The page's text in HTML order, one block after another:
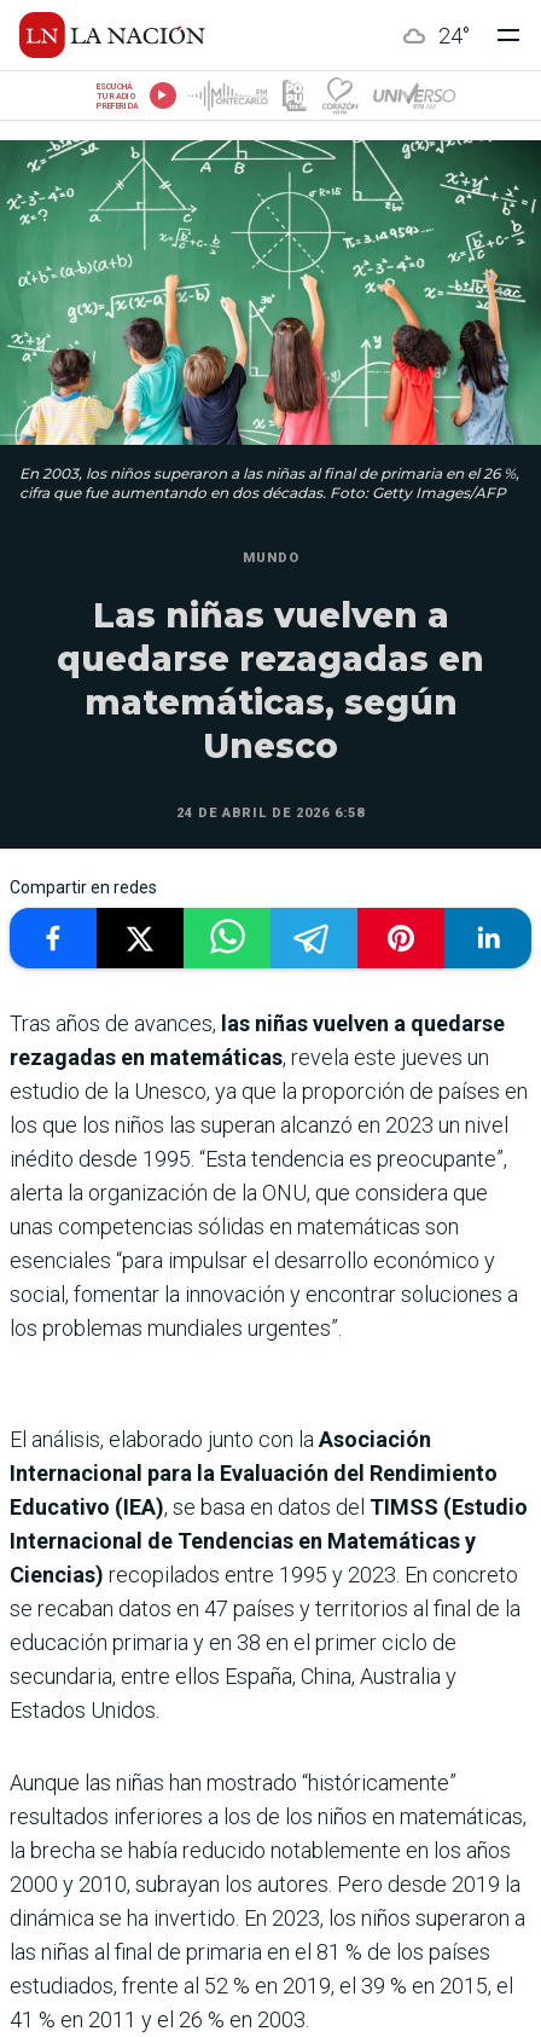
24°
ESCUCHÁ
TU RADIO
PREFERIDA
En 2003, los niños superaron a las niñas al final de primaria en el 26 %,
cifra que fue aumentando en dos décadas. Foto: Getty Images/AFP
MUNDO
Las niñas vuelven a
quedarse rezagadas en
matemáticas, según
Unesco
24 DE ABRIL DE 2026 6:58
Compartir en redes
Tras años de avances, las niñas vuelven a quedarse
rezagadas en matemáticas, revela este jueves un
estudio de la Unesco, ya que la proporción de países en
los que los niños las superan alcanzó en 2023 un nivel
inédito desde 1995. “Esta tendencia es preocupante”,
alerta la organización de la ONU, que considera que
unas competencias sólidas en matemáticas son
esenciales “para impulsar el desarrollo económico y
social, fomentar la innovación y encontrar soluciones a
los problemas mundiales urgentes”.
El análisis, elaborado junto con la Asociación
Internacional para la Evaluación del Rendimiento
Educativo (IEA), se basa en datos del TIMSS (Estudio
Internacional de Tendencias en Matemáticas y
Ciencias) recopilados entre 1995 y 2023. En concreto
se recaban datos en 47 países y territorios al final de la
educación primaria y en 38 en el primer ciclo de
secundaria, entre ellos España, China, Australia y
Estados Unidos.
Aunque las niñas han mostrado “históricamente”
resultados inferiores a los de los niños en matemáticas,
la brecha se había reducido notablemente en los años
2000 y 2010, subrayan los autores. Pero desde 2019 la
dinámica se ha invertido. En 2023, los niños superaron a
las niñas al final de primaria en el 81 % de los países
estudiados, frente al 52 % en 2019, el 39 % en 2015, el
41 % en 2011 y el 26 % en 2003.